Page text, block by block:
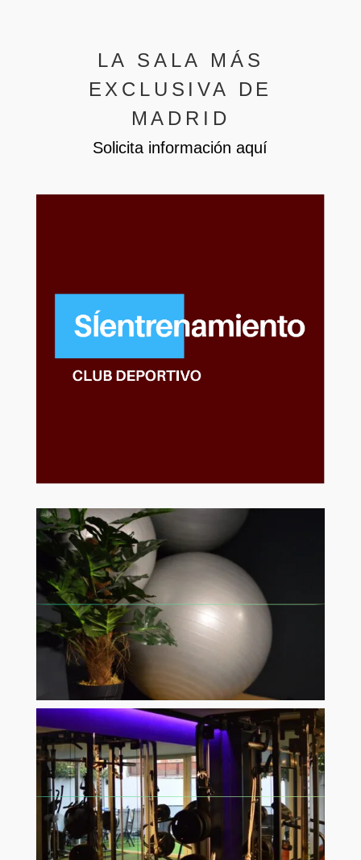
LA SALA MÁS
EXCLUSIVA DE
MADRID
Solicita información aquí